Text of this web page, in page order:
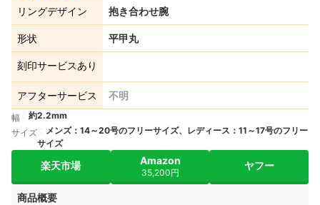
リングデザイン 抱き合わせ腕
形状 平甲丸
刻印サービスあり
アフターサービス 不明
幅
約2.2mm
サイズ
メンズ：14～20号のフリーサイズ、レディース：11～17号のフリー
サイズ
楽天市場 Amazon
35,200円
ヤフー
商品概要